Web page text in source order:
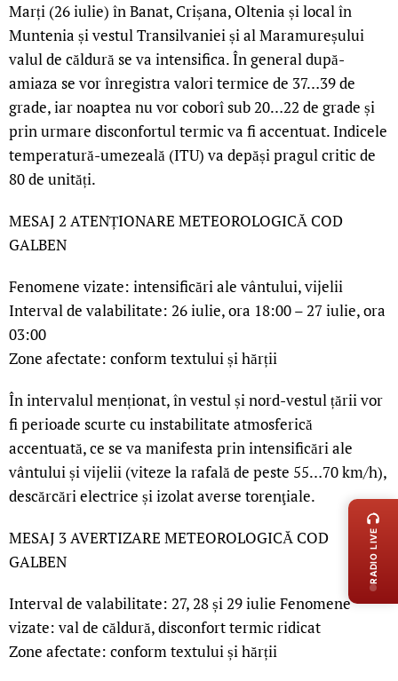
Marți (26 iulie) în Banat, Crișana, Oltenia și local în
Muntenia și vestul Transilvaniei și al Maramureșului
valul de căldură se va intensifica. În general după-
amiaza se vor înregistra valori termice de 37…39 de
grade, iar noaptea nu vor coborî sub 20…22 de grade și
prin urmare disconfortul termic va fi accentuat. Indicele
temperatură-umezeală (ITU) va depăși pragul critic de
80 de unități.
MESAJ 2 ATENȚIONARE METEOROLOGICĂ COD
GALBEN
Fenomene vizate: intensificări ale vântului, vijelii
Interval de valabilitate: 26 iulie, ora 18:00 – 27 iulie, ora
03:00
Zone afectate: conform textului și hărții
În intervalul menționat, în vestul și nord-vestul țării vor
fi perioade scurte cu instabilitate atmosferică
accentuată, ce se va manifesta prin intensificări ale
vântului și vijelii (viteze la rafală de peste 55…70 km/h),
descărcări electrice și izolat averse torenţiale.
MESAJ 3 AVERTIZARE METEOROLOGICĂ COD
GALBEN
Interval de valabilitate: 27, 28 și 29 iulie Fenomene
vizate: val de căldură, disconfort termic ridicat
Zone afectate: conform textului și hărții
RADIO LIVE